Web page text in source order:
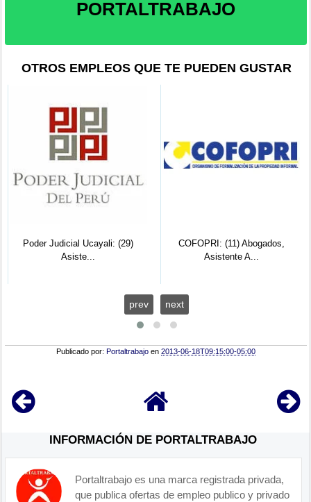
PORTALTRABAJO
OTROS EMPLEOS QUE TE PUEDEN GUSTAR
Poder Judicial Ucayali: (29)
Asiste...
COFOPRI: (11) Abogados,
Asistente A...
prev next
Publicado por:Portaltrabajo en2013-06-18T09:15:00-05:00
INFORMACIÓN DE PORTALTRABAJO
Portaltrabajo es una marca registrada privada,
que publica ofertas de empleo publico y privado